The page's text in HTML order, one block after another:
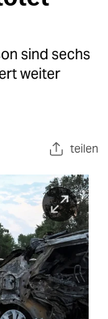
sind sechs
weiter
teilen